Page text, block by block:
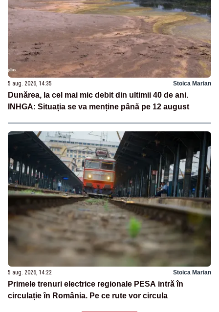
5 aug. 2026, 14:35 Stoica Marian
Dunărea, la cel mai mic debit din ultimii 40 de ani.
INHGA: Situația se va menține până pe 12 august
5 aug. 2026, 14:22 Stoica Marian
Primele trenuri electrice regionale PESA intră în
circulație în România. Pe ce rute vor circula